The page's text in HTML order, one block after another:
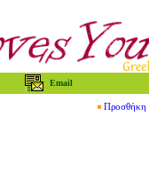
Email
Προσθήκη